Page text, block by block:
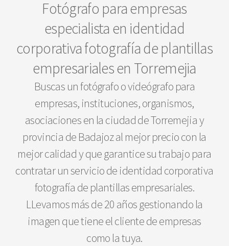
Fotógrafo para empresas
especialista en identidad
corporativa fotografía de plantillas
empresariales en Torremejia
Buscas un fotógrafo o videógrafo para
empresas, instituciones, organismos,
asociaciones en la ciudad de Torremejia y
provincia de Badajoz al mejor precio con la
mejor calidad y que garantice su trabajo para
contratar un servicio de identidad corporativa
fotografía de plantillas empresariales.
LLevamos más de 20 años gestionando la
imagen que tiene el cliente de empresas
como la tuya.